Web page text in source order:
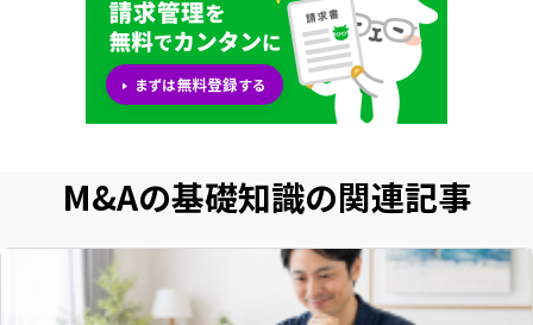
M&Aの基礎知識の関連記事
いますぐ無料登録